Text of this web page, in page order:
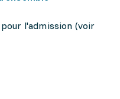
l'admission (voir